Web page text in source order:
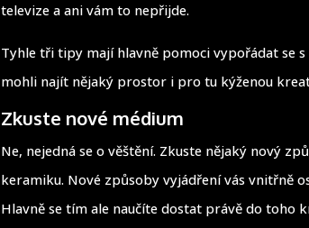
televize a ani vám to nepřijde.
Tyhle tři tipy mají hlavně pomoci vypořádat se
mohli najít nějaký prostor i pro tu kýženou
Zkuste nové médium
Ne, nejedná se o věštění. Zkuste nějaký nový
keramiku. Nové způsoby vyjádření vás vnitřně
Hlavně se tím ale naučíte dostat právě do toho